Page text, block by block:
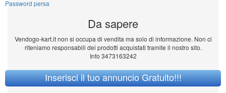
Password persa
Da sapere
Vendogo-kart.it non si occupa di vendita ma solo di informazione. Non ci
riteniamo responsabili dei prodotti acquistati tramite il nostro sito.
Info 3473163242
Inserisci il tuo annuncio Gratuito!!!